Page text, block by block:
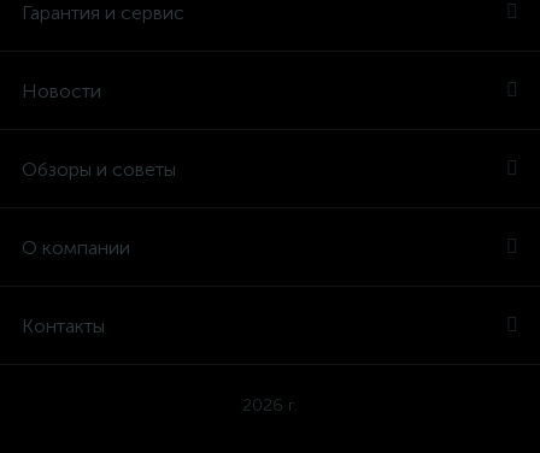
Гарантия и сервис
Новости
Обзоры и советы
О компании
Контакты
2026 г.